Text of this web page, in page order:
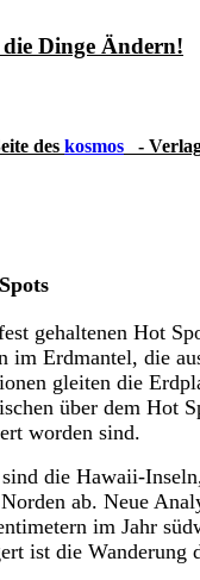
Dinge Ändern!
des kosmos -
gehaltenen Hot
im Erdmantel, die
gleiten die
über dem Hot
worden sind.
die Hawaii-
ab. Neue
im Jahr
ist die Wanderung